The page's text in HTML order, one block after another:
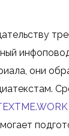
они